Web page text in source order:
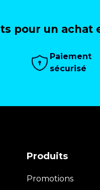
pour un achat
Paiement
sécurisé
Produits
Promotions